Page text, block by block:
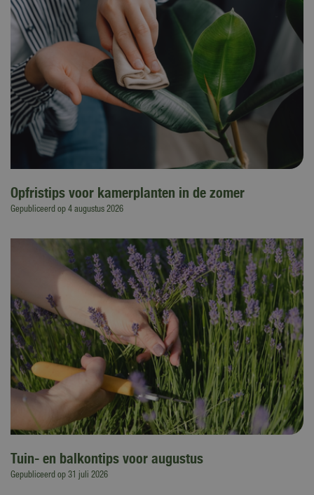
Opfristips voor kamerplanten in de zomer
Gepubliceerd op 4 augustus 2026
Tuin- en balkontips voor augustus
Gepubliceerd op 31 juli 2026